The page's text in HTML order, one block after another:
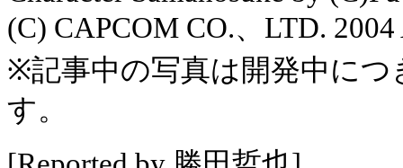
(C) CAPCOM CO.、LTD.
※記事中の写真は開発中に
す。